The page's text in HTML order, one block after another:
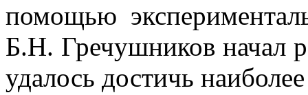
помощью
Б.Н. Гречушников начал
удалось достичь